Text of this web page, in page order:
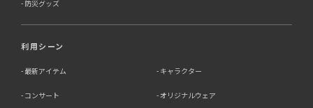
当社は個人情報の取扱業務の全部または一部を外部に業務
その際、弊社は、個人情報を適切に保護できる管理体制を
で、機密保持契約を委託先と締結し、お客様の個人情報を
防災グッズ
利用シーン
最新アイテム キャラクター
コンサート オリジナルウェア